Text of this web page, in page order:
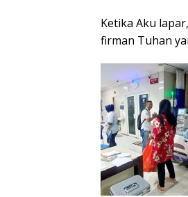
Ketika Aku
firman Tuhan